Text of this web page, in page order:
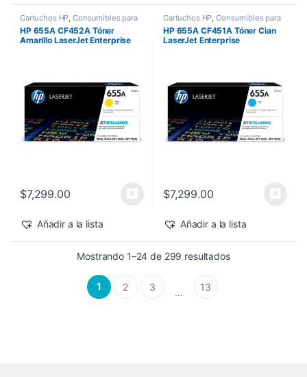
Cartuchos HP,Consumibles para
Impresoras,Nuevos Productos
Sobre Pedido,Toner Original
HP 655A CF452A Tóner
Amarillo LaserJet Enterprise
$7,299.00
Añadir a la lista
Cartuchos HP,Consumibles para
Impresoras,Nuevos Productos
Sobre Pedido,Toner Original
HP 655A CF451A Tóner Cian
LaserJet Enterprise
$7,299.00
Añadir a la lista
Mostrando 1–24 de 299 resultadosSorted by latest
1 2 3 … 13